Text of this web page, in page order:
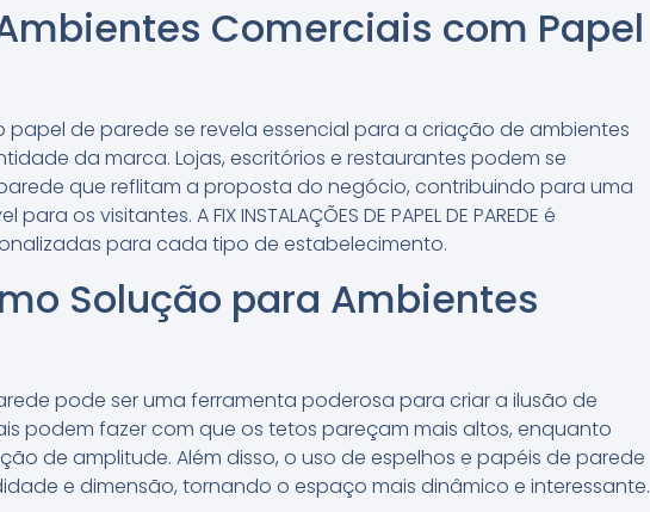
Comerciais com Papel
papel de parede se revela essencial para a criação de ambientes
da marca. Lojas, escritórios e restaurantes podem se
que reflitam a proposta do negócio, contribuindo para uma
os visitantes. A FIX INSTALAÇÕES DE PAPEL DE PAREDE é
para cada tipo de estabelecimento.
Solução para Ambientes
pode ser uma ferramenta poderosa para criar a ilusão de
podem fazer com que os tetos pareçam mais altos, enquanto
de amplitude. Além disso, o uso de espelhos e papéis de parede
e dimensão, tornando o espaço mais dinâmico e interessante.